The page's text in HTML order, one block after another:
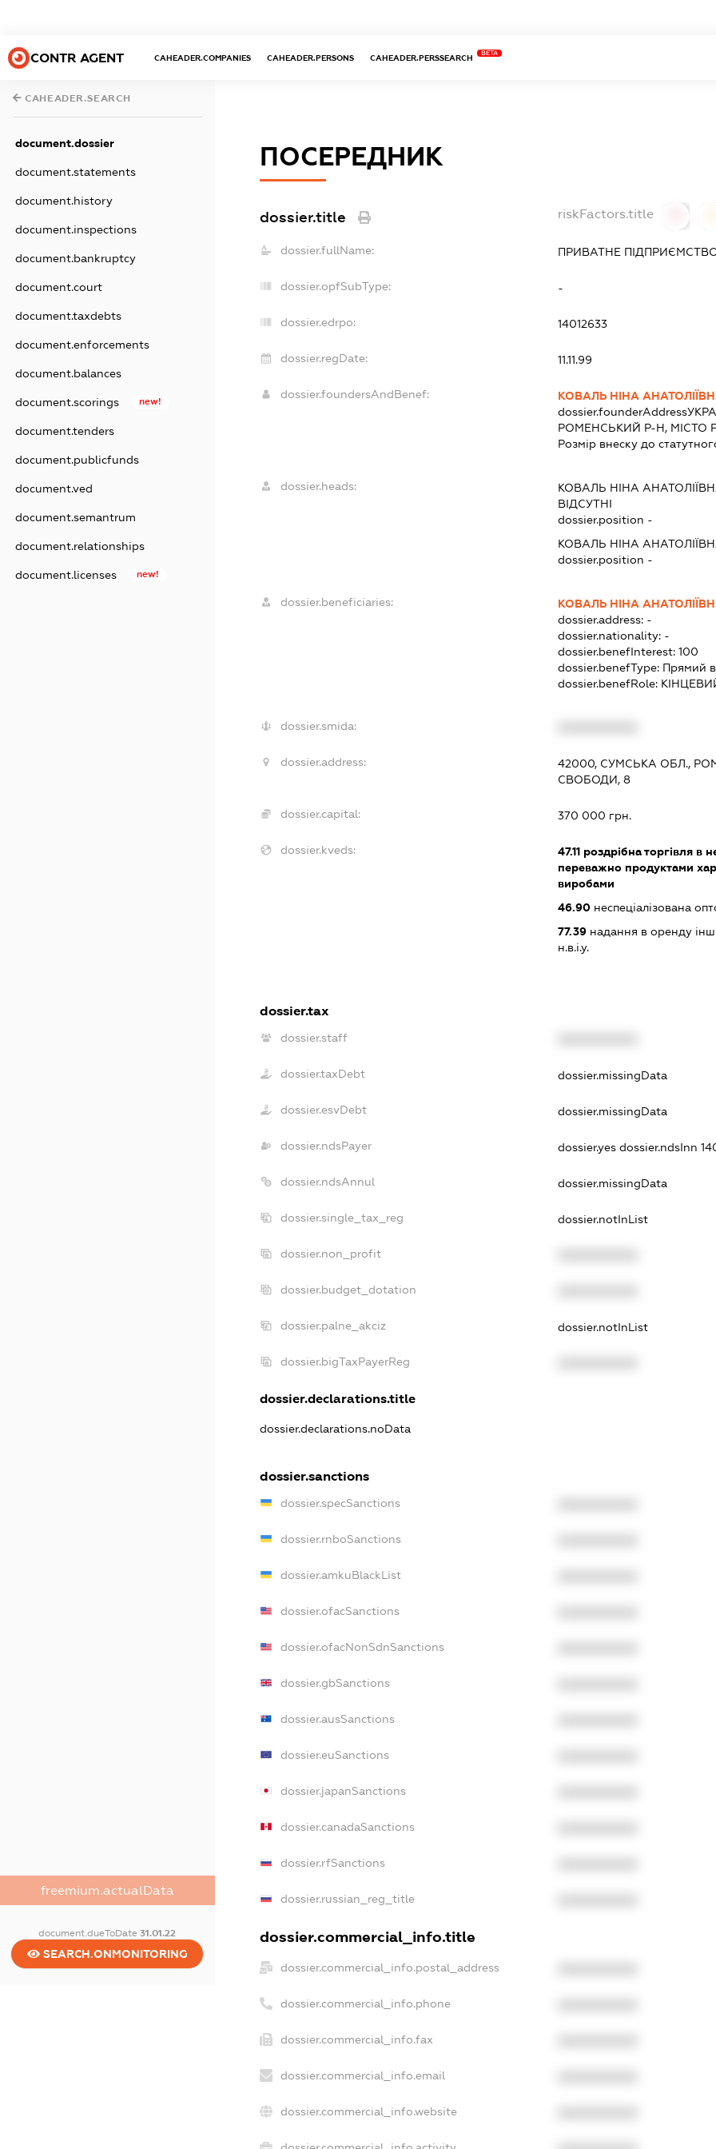
CONTR AGENT CAHEADER.COMPANIES CAHEADER.PERSONS CAHEADER.PERSSEARCH
BETA
CAHEADER.SEARCH
document.dossier
document.statements
document.history
document.inspections
document.bankruptcy
document.court
document.taxdebts
document.enforcements
document.balances
document.scorings new!
document.tenders
document.publicfunds
document.ved
document.semantrum
document.relationships
document.licenses new!
freemium.actualData
document.dueToDate31.01.22
SEARCH.ONMONITORING
ПОСЕРЕДНИК
dossier.title riskFactors.title
dossier.fullName: ПРИВАТНЕ
dossier.opfSubType: -
dossier.edrpo: 14012633
dossier.regDate: 11.11.99
dossier.foundersAndBenef:
КОВАЛЬ НІНА
dossier.founderAddress
РОМЕНСЬКИЙ Р-Н, МІСТО
Розмір внеску до
dossier.heads: КОВАЛЬ НІНА
ВІДСУТНІ
dossier.position -
КОВАЛЬ НІНА
dossier.position -
dossier.beneficiaries:
КОВАЛЬ НІНА
dossier.address: -
dossier.nationality: -
dossier.benefInterest: 100
dossier.benefType: Прямий
dossier.benefRole:
dossier.smida:
dossier.address:
42000, СУМСЬКА ОБЛ.,
СВОБОДИ, 8
dossier.capital: 370 000 грн.
dossier.kveds: 47.11роздрібна торгівля в
переважно продуктами
виробами
46.90неспеціалізована
77.39надання в оренду
н.в.і.у.
dossier.tax
dossier.staff
dossier.taxDebt dossier.missingData
dossier.esvDebt dossier.missingData
dossier.ndsPayer dossier.yes dossier.ndsInn
dossier.ndsAnnul dossier.missingData
dossier.single_tax_reg dossier.notInList
dossier.non_profit
dossier.budget_dotation
dossier.palne_akciz dossier.notInList
dossier.bigTaxPayerReg
dossier.declarations.title
dossier.declarations.noData
dossier.sanctions
dossier.specSanctions
dossier.rnboSanctions
dossier.amkuBlackList
dossier.ofacSanctions
dossier.ofacNonSdnSanctions
dossier.gbSanctions
dossier.ausSanctions
dossier.euSanctions
dossier.japanSanctions
dossier.canadaSanctions
dossier.rfSanctions
dossier.russian_reg_title
dossier.commercial_info.title
dossier.commercial_info.postal_address
dossier.commercial_info.phone
dossier.commercial_info.fax
dossier.commercial_info.email
dossier.commercial_info.website